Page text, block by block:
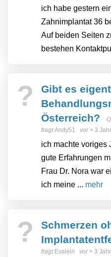
ich habe gestern
Zahnimplantat 36
Auf beiden Seiten
bestehen
?
Gibt es
Österreich?
fragtAndy51 vor> 3
ich machte voriges
gute Erfahrungen
Frau Dr. Nora war
ich meine ... mehr
?
Schmerzen
fragt Evalein vor> 3